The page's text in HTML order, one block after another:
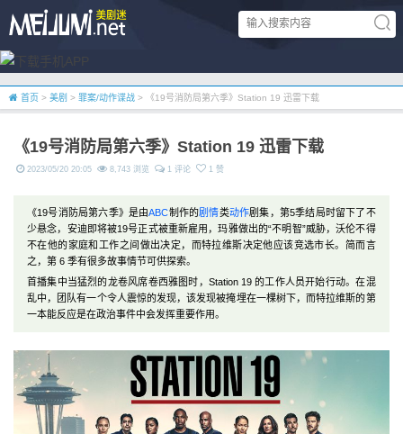
首页 > 美剧 > 罪案/动作谍战 > 《19号消防局第六季》Station 19 迅雷下载
《19号消防局第六季》Station 19 迅雷下载
2023/05/20 20:05 8,743 浏览 1 评论 1 赞
《19号消防局第六季》是由ABC制作的剧情类动作剧集，第5季结局时留下了不
少悬念，安迪即将被19号正式被重新雇用，玛雅做出的“不明智”威胁，沃伦不得
不在他的家庭和工作之间做出决定，而特拉维斯决定他应该竞选市长。简而言
之，第 6 季有很多故事情节可供探索。
首播集中当猛烈的龙卷风席卷西雅图时，Station 19 的工作人员开始行动。在混
乱中，团队有一个令人震惊的发现，该发现被掩埋在一棵树下，而特拉维斯的第
一本能反应是在政治事件中会发挥重要作用。